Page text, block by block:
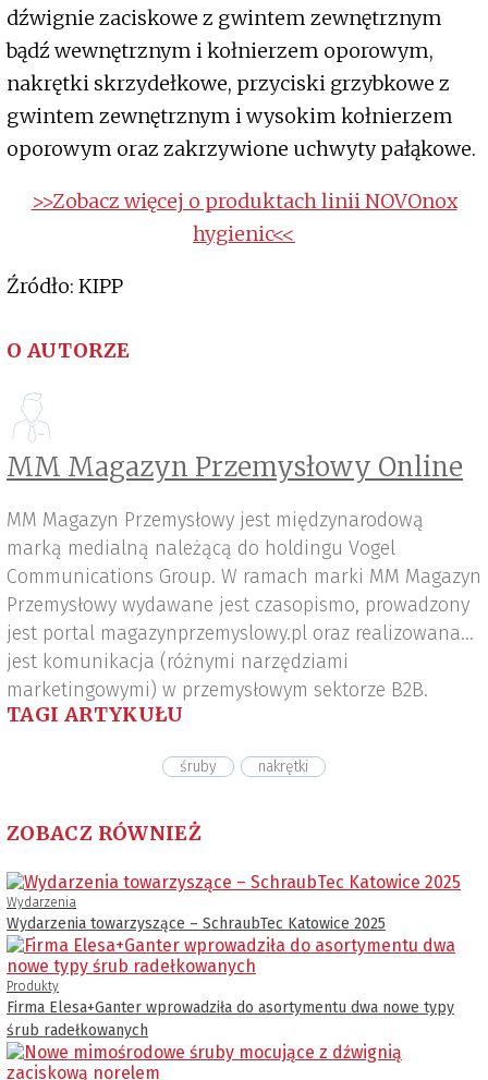
dźwignie zaciskowe z gwintem zewnętrznym
bądź wewnętrznym i kołnierzem oporowym,
nakrętki skrzydełkowe, przyciski grzybkowe z
gwintem zewnętrznym i wysokim kołnierzem
oporowym oraz zakrzywione uchwyty pałąkowe.
>>Zobacz więcej o produktach linii NOVOnox
hygienic<<
Źródło: KIPP
O AUTORZE
MM Magazyn Przemysłowy Online
MM Magazyn Przemysłowy jest międzynarodową
marką medialną należącą do holdingu Vogel
Communications Group. W ramach marki MM Magazyn
Przemysłowy wydawane jest czasopismo, prowadzony
jest portal magazynprzemyslowy.pl oraz realizowana
jest komunikacja (różnymi narzędziami
marketingowymi) w przemysłowym sektorze B2B.
TAGI ARTYKUŁU
śruby nakrętki
ZOBACZ RÓWNIEŻ
Wydarzenia
Wydarzenia towarzyszące – SchraubTec Katowice 2025
Produkty
Firma Elesa+Ganter wprowadziła do asortymentu dwa nowe typy
śrub radełkowanych